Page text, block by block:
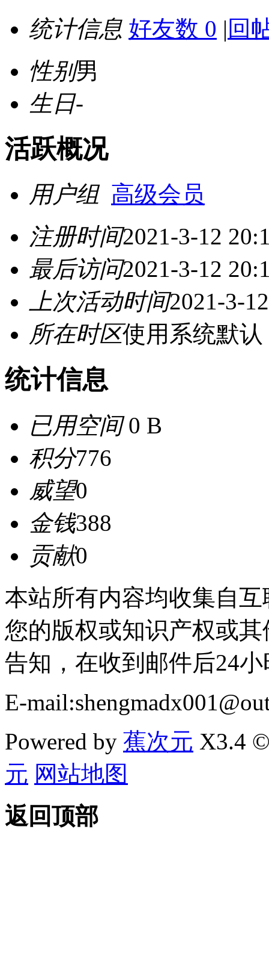
统计信息 好友数 0 | 回
性别男
生日-
活跃概况
用户组 高级会员
注册时间2021-3-12
最后访问2021-3-12
上次活动时间2021-3-
所在时区使用系统默认
统计信息
已用空间0 B
积分776
威望0
金钱388
贡献0
本站所有内容均收集自
您的版权或知识产权或
告知，在收到邮件后24
E-
Powered by 蕉次元 X3.4
元 网站地图
返回顶部